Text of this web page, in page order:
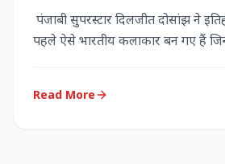
पंजाबी सुपरस्टार दिलजीत दोसांझ ने
पहले ऐसे भारतीय कलाकार बन गए हैं
Read More